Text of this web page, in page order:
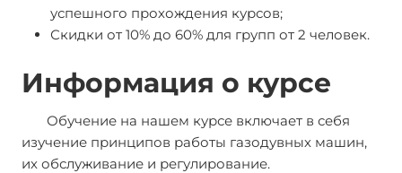
успешного прохождения курсов;
Скидки от 10% до 60% для групп от 2 человек.
Информация о курсе
Обучение на нашем курсе включает в себя
изучение принципов работы газодувных машин,
их обслуживание и регулирование.